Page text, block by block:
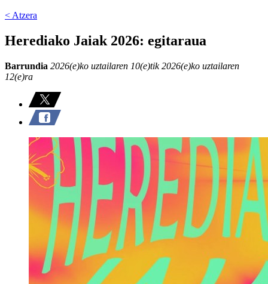
< Atzera
Herediako Jaiak 2026: egitaraua
Barrundia 2026(e)ko uztailaren 10(e)tik 2026(e)ko uztailaren
12(e)ra